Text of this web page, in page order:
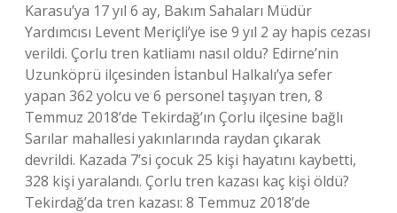
Karasu’ya 17 yıl 6 ay, Bakım Sahaları Müdür
Yardımcısı Levent Meriçli’ye ise 9 yıl 2 ay hapis cezası
verildi. Çorlu tren katliamı nasıl oldu? Edirne’nin
Uzunköprü ilçesinden İstanbul Halkalı’ya sefer
yapan 362 yolcu ve 6 personel taşıyan tren, 8
Temmuz 2018’de Tekirdağ’ın Çorlu ilçesine bağlı
Sarılar mahallesi yakınlarında raydan çıkarak
devrildi. Kazada 7’si çocuk 25 kişi hayatını kaybetti,
328 kişi yaralandı. Çorlu tren kazası kaç kişi öldü?
Tekirdağ’da tren kazası: 8 Temmuz 2018’de